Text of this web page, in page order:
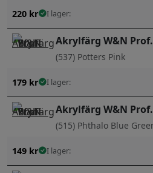
220 kr I lager:
Akrylfärg W&N
(537) Potters Pink
179 kr I lager:
Akrylfärg W&N
(515) Phthalo Blue
149 kr I lager: